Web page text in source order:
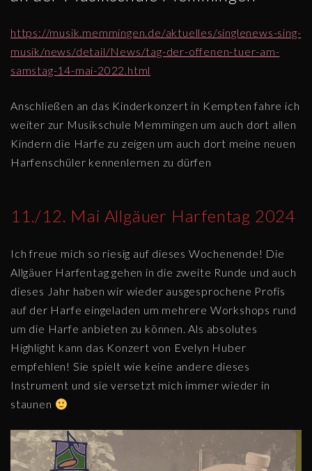
https://musik.memmingen.de/aktuelles/singlenews-sing-
musik/news/detail/News/tag-der-offenen-tuer-am-
samstag-14-mai-2022.html
Anschließen an das Kinderkonzert in Kempten fahre ich
weiter zur Musikschule Memmingen um auch dort allen
Kindern die Harfe zu zeigen um auch dort meine neuen
Harfenschüler kennenlernen zu dürfen
11./12. Mai Allgäuer Harfentag 2024
Ich freue mich so riesig auf dieses Wochenende! Die
Allgäuer Harfentag gehen in die zweite Runde und auch
dieses Jahr haben wir wieder ausgesprochene Profis
auf der Harfe eingeladen um mehrere Workshops rund
um die Harfe anbieten zu können. Als absolutes
Highlight kann das Konzert von Evelyn Huber
empfehlen! Sie spielt wie keine andere dieses
Instrument und sie versetzt mich immer wieder in
staunen